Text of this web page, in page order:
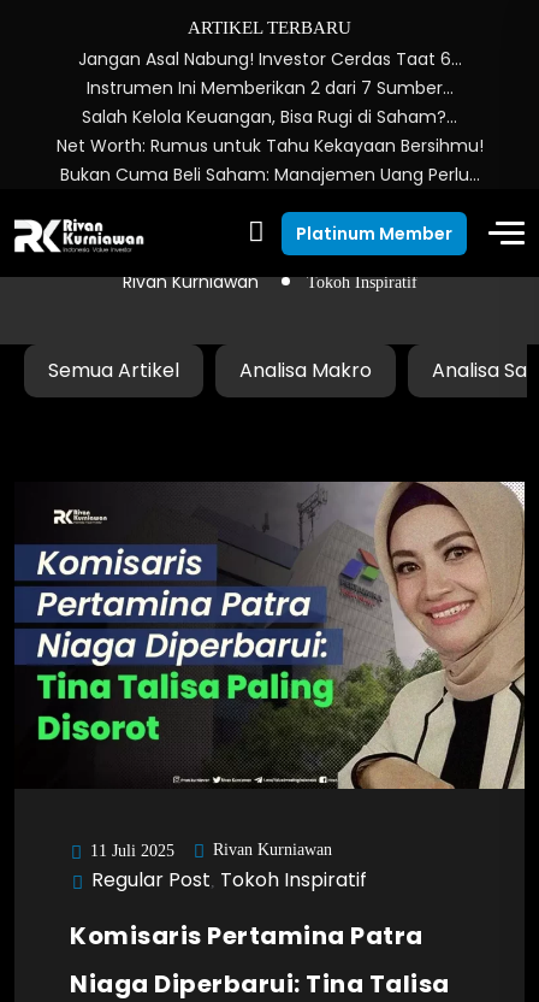
ARTIKEL TERBARU
Jangan Asal Nabung! Investor Cerdas Taat 6…
Instrumen Ini Memberikan 2 dari 7 Sumber…
Salah Kelola Keuangan, Bisa Rugi di Saham?…
Net Worth: Rumus untuk Tahu Kekayaan Bersihmu!
Bukan Cuma Beli Saham: Manajemen Uang Perlu…
Platinum Member
Tokoh Inspiratif
Rivan Kurniawan Tokoh Inspiratif
Semua Artikel Analisa Makro Analisa
11 Juli 2025 Rivan Kurniawan
Regular Post Tokoh Inspiratif
Komisaris Pertamina Patra
Niaga Diperbarui: Tina Talisa